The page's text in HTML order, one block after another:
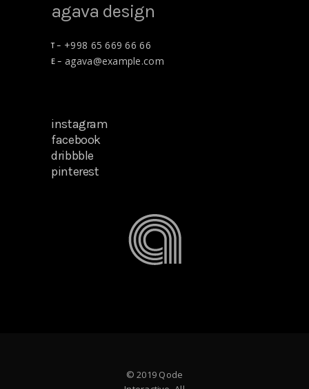
agava design
T – +998 65 669 66 66
E – agava@example.com
instagram
facebook
dribbble
pinterest
© 2019 Qode